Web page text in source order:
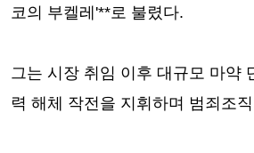
코의 부켈레'**로 불렸다.
그는 시장 취임 이후 대규모 마약
력 해체 작전을 지휘하며 범죄조